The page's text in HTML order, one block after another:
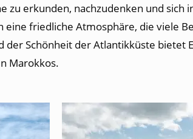
zu erkunden, nachzudenken und sich
eine friedliche Atmosphäre, die viele
Schönheit der Atlantikküste bietet
Marokkos.